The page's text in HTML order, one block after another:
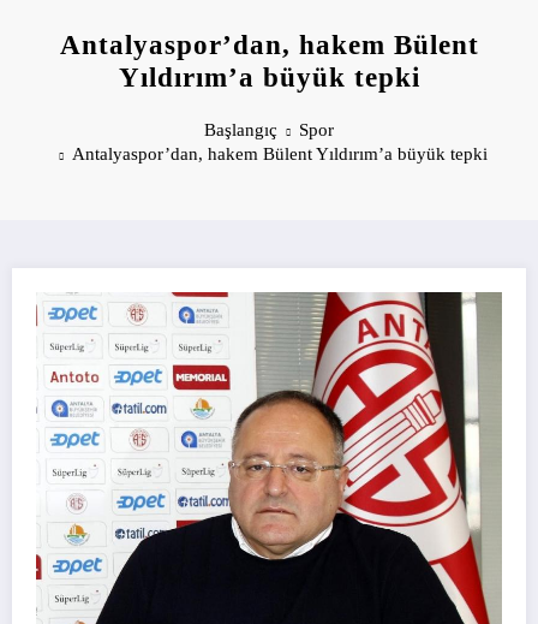
Antalyaspor’dan, hakem Bülent
Yıldırım’a büyük tepki
Başlangıç
Spor
Antalyaspor’dan, hakem Bülent Yıldırım’a büyük tepki